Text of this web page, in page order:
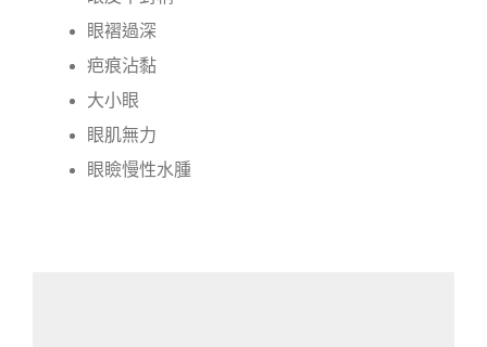
眼褶過深
疤痕沾黏
大小眼
眼肌無力
眼瞼慢性水腫